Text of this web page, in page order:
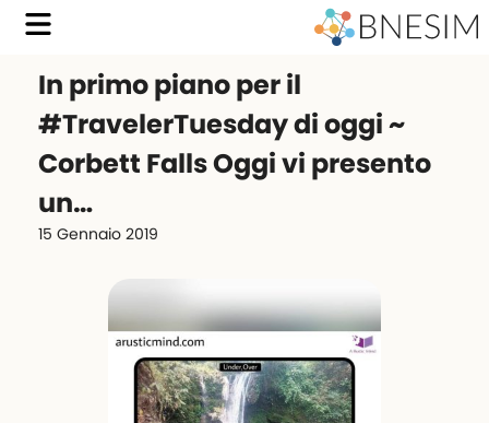
In primo piano per il
#TravelerTuesday di oggi ~
Corbett Falls Oggi vi presento
un…
15 Gennaio 2019